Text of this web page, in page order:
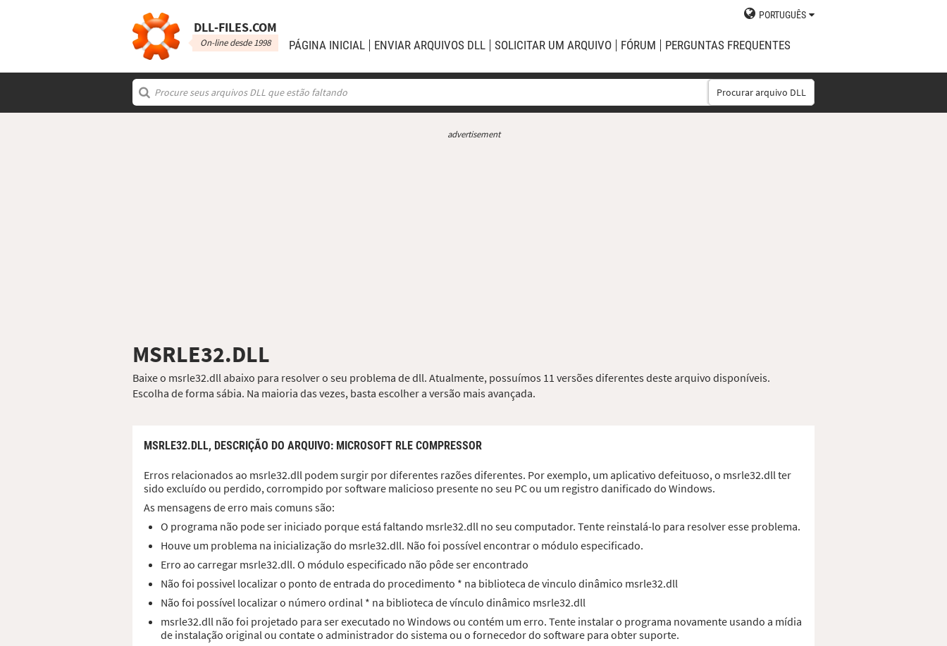
DLL‑FILES.COM
On-line desde 1998
PORTUGUÊS
PÁGINA INICIAL ENVIAR ARQUIVOS DLL SOLICITAR UM ARQUIVO FÓRUM PERGUNTAS FREQUENTES
Procurar arquivo DLL
advertisement
MSRLE32.DLL
Baixe o msrle32.dll abaixo para resolver o seu problema de dll. Atualmente, possuímos 11 versões diferentes deste arquivo disponíveis.
Escolha de forma sábia. Na maioria das vezes, basta escolher a versão mais avançada.
MSRLE32.DLL, DESCRIÇÃO DO ARQUIVO: MICROSOFT RLE COMPRESSOR
Erros relacionados ao msrle32.dll podem surgir por diferentes razões diferentes. Por exemplo, um aplicativo defeituoso, o msrle32.dll ter
sido excluído ou perdido, corrompido por software malicioso presente no seu PC ou um registro danificado do Windows.
As mensagens de erro mais comuns são:
O programa não pode ser iniciado porque está faltando msrle32.dll no seu computador. Tente reinstalá-lo para resolver esse problema.
Houve um problema na inicialização do msrle32.dll. Não foi possível encontrar o módulo especificado.
Erro ao carregar msrle32.dll. O módulo especificado não pôde ser encontrado
Não foi possivel localizar o ponto de entrada do procedimento * na biblioteca de vinculo dinâmico msrle32.dll
Não foi possível localizar o número ordinal * na biblioteca de vínculo dinâmico msrle32.dll
msrle32.dll não foi projetado para ser executado no Windows ou contém um erro. Tente instalar o programa novamente usando a mídia
de instalação original ou contate o administrador do sistema ou o fornecedor do software para obter suporte.